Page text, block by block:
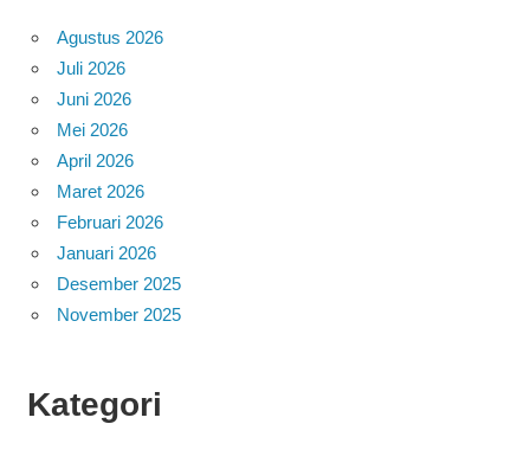
Agustus 2026
Juli 2026
Juni 2026
Mei 2026
April 2026
Maret 2026
Februari 2026
Januari 2026
Desember 2025
November 2025
Kategori